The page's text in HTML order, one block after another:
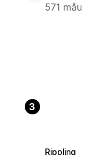
571 mẫu
3
Rippling